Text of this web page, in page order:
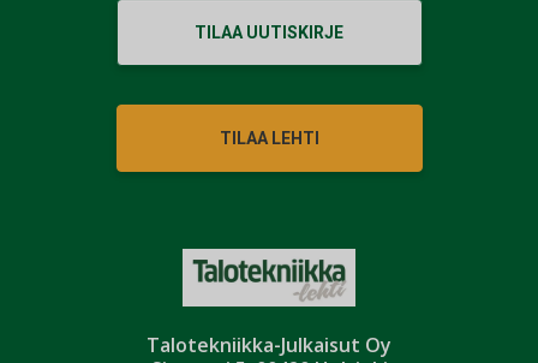
Talotekniikka-Julkaisut Oy
TILAA UUTISKIRJE
TILAA LEHTI